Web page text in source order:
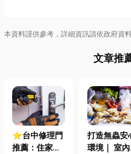
本資料謹供參考，詳細資訊請依政府資
文章推
⭐台中修理門
推薦：住家鐵
打造無蟲安
環境｜ 室內